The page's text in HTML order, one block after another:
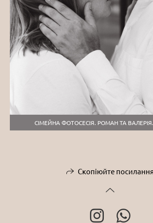
СІМЕЙНА ФОТОСЕСІЯ. РОМАН ТА
Скопіюйте посилання